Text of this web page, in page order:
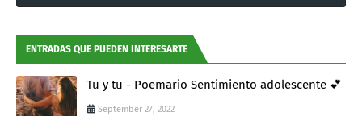
ENTRADAS QUE PUEDEN INTERESARTE
Tu y tu - Poemario Sentimiento adolescente 💕
September 27, 2022